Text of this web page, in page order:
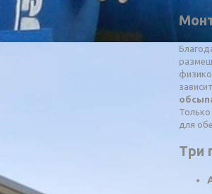
для
Три